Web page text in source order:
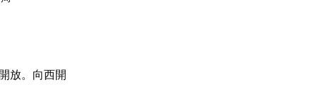
放。向西開